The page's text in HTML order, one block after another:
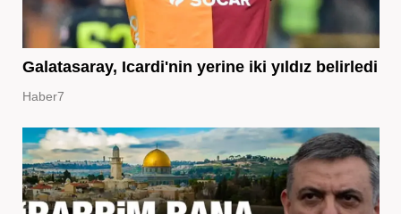
Galatasaray, Icardi'nin yerine iki yıldız belirledi
Haber7